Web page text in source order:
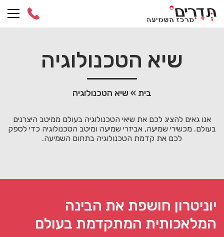
to
content
שיא הטכנולוגיה
בית »שיא הטכנולוגיה
אנו גאים להציג לכם את שיאי הטכנולוגיה בעולם ממיטב היצרנים
בעולם. מכשירי שמיעה, אביזרי שמיעה ומיטב הטכנולוגיה כדי לספק
לכם את קדמת הטכנולוגיה בתחום השמיעה.
יוניטרון חושפת את הבינה
המלאכותית המתקדמת בעולם